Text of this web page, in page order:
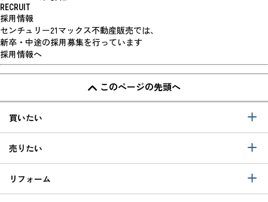
RECRUIT
採用情報
センチュリー21マックス不動産販売では、
新卒・中途の採用募集を行っています
採用情報へ
このページの先頭へ
買いたい
売りたい
リフォーム